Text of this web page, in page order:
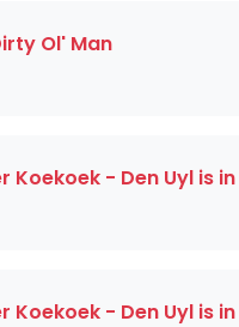
Ol' Man
Koekoek - Den Uyl is
Koekoek - Den Uyl is